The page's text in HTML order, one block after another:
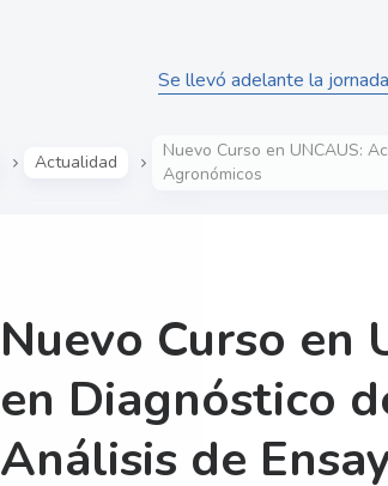
Se llevó adelante la
Actualidad
Nuevo Curso en UNCAUS:
Agronómicos
Nuevo Curso en
en Diagnóstico
Análisis de